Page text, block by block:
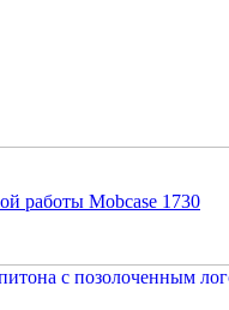
работы Mobcase 1730